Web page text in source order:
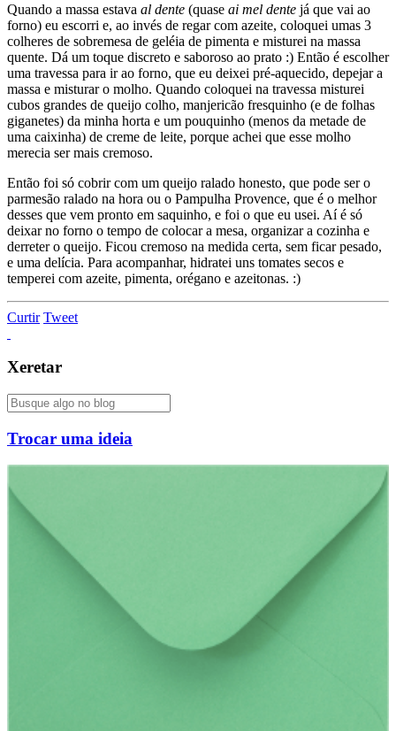
Quando a massa estava al dente (quase ai mel dente já que vai ao
forno) eu escorri e, ao invés de regar com azeite, coloquei umas 3
colheres de sobremesa de geléia de pimenta e misturei na massa
quente. Dá um toque discreto e saboroso ao prato :) Então é escolher
uma travessa para ir ao forno, que eu deixei pré-aquecido, depejar a
massa e misturar o molho. Quando coloquei na travessa misturei
cubos grandes de queijo colho, manjericão fresquinho (e de folhas
giganetes) da minha horta e um pouquinho (menos da metade de
uma caixinha) de creme de leite, porque achei que esse molho
merecia ser mais cremoso.
Então foi só cobrir com um queijo ralado honesto, que pode ser o
parmesão ralado na hora ou o Pampulha Provence, que é o melhor
desses que vem pronto em saquinho, e foi o que eu usei. Aí é só
deixar no forno o tempo de colocar a mesa, organizar a cozinha e
derreter o queijo. Ficou cremoso na medida certa, sem ficar pesado,
e uma delícia. Para acompanhar, hidratei uns tomates secos e
temperei com azeite, pimenta, orégano e azeitonas. :)
Curtir Tweet
Xeretar
Trocar uma ideia